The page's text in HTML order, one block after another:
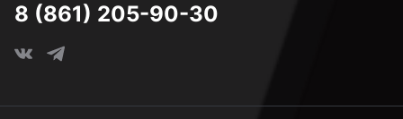
8 (861) 205-90-30